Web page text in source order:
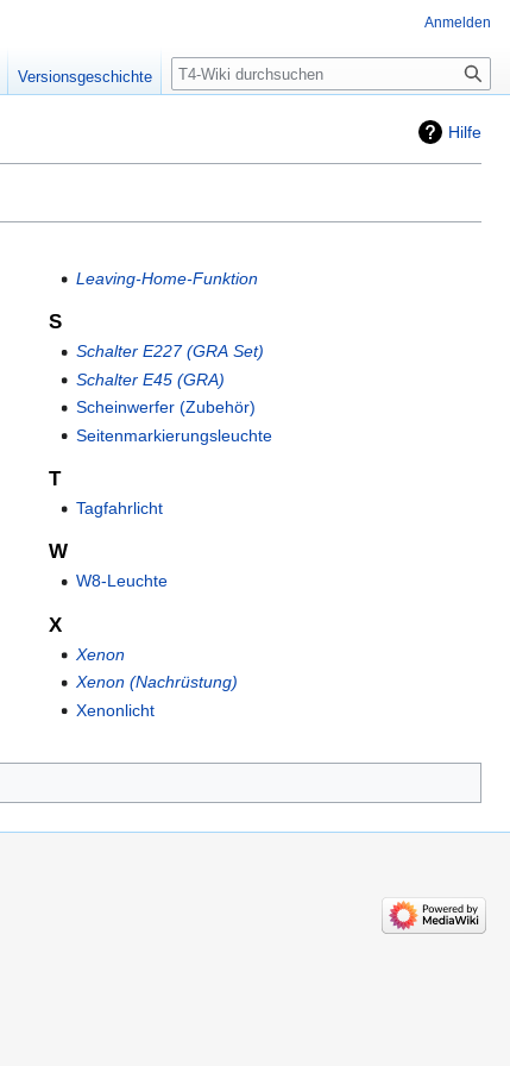
Hilfe
Leaving-Home-Funktion
S
Schalter E227 (GRA Set)
Schalter E45 (GRA)
Scheinwerfer (Zubehör)
Seitenmarkierungsleuchte
T
Tagfahrlicht
W
W8-Leuchte
X
Xenon
Xenon (Nachrüstung)
Xenonlicht
Anmelden
Versionsgeschichte Suche